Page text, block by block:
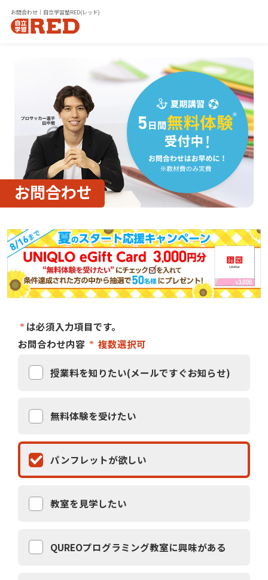
お問合わせ｜自立学習塾RED(レッド)
お問合わせ
は必須入力項目です。
お問合わせ内容
複数選択可
授業料を知りたい(メールですぐお知らせ)
無料体験を受けたい
パンフレットが欲しい
教室を見学したい
QUREOプログラミング教室に興味がある